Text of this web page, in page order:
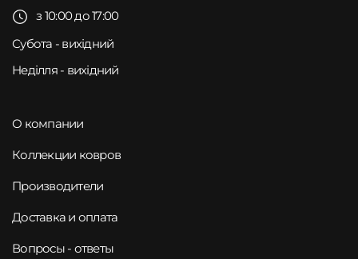
з 10:00 до 17:00
Субота - вихідний
Неділля - вихідний
О компании
Коллекции ковров
Производители
Доставка и оплата
Вопросы - ответы